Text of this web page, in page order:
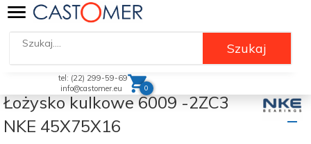
Szukaj
0
tel: (22) 299-59-69
info@castomer.eu
Łożysko kulkowe 6009 -2ZC3
NKE 45X75X16